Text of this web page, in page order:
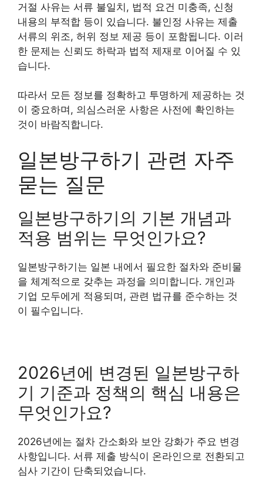
거절 사유는 서류 불일치, 법적 요건 미충족, 신청
내용의 부적합 등이 있습니다. 불인정 사유는 제출
서류의 위조, 허위 정보 제공 등이 포함됩니다. 이러
한 문제는 신뢰도 하락과 법적 제재로 이어질 수 있
습니다.
따라서 모든 정보를 정확하고 투명하게 제공하는 것
이 중요하며, 의심스러운 사항은 사전에 확인하는
것이 바람직합니다.
일본방구하기 관련 자주
묻는 질문
일본방구하기의 기본 개념과
적용 범위는 무엇인가요?
일본방구하기는 일본 내에서 필요한 절차와 준비물
을 체계적으로 갖추는 과정을 의미합니다. 개인과
기업 모두에게 적용되며, 관련 법규를 준수하는 것
이 필수입니다.
2026년에 변경된 일본방구하
기 기준과 정책의 핵심 내용은
무엇인가요?
2026년에는 절차 간소화와 보안 강화가 주요 변경
사항입니다. 서류 제출 방식이 온라인으로 전환되고
심사 기간이 단축되었습니다.